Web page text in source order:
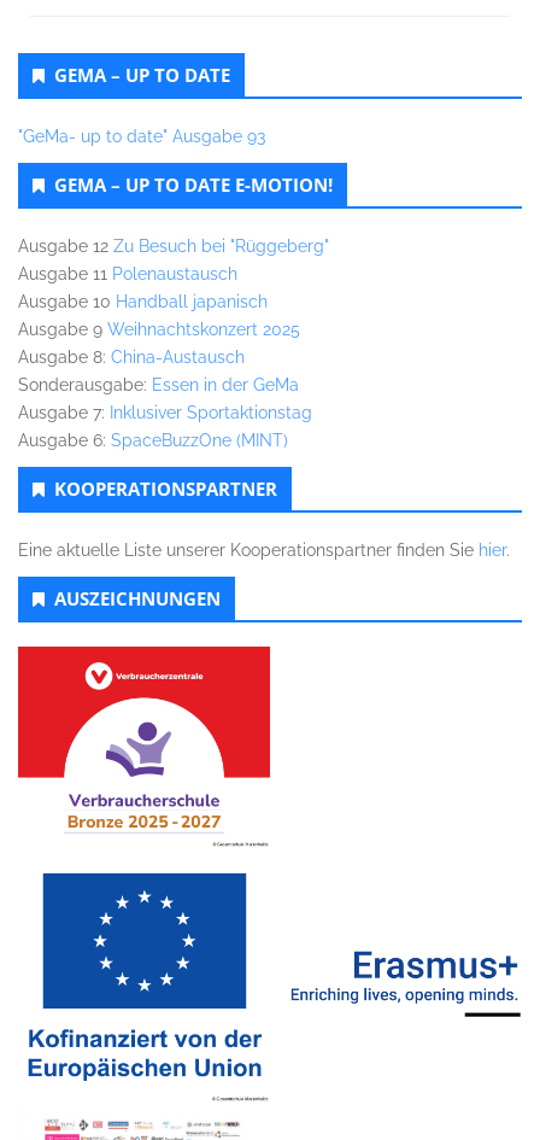
GEMA – UP TO DATE
"GeMa- up to date" Ausgabe 93
GEMA – UP TO DATE E-MOTION!
Ausgabe 12 Zu Besuch bei "Rüggeberg"
Ausgabe 11 Polenaustausch
Ausgabe 10 Handball japanisch
Ausgabe 9 Weihnachtskonzert 2025
Ausgabe 8: China-Austausch
Sonderausgabe: Essen in der GeMa
Ausgabe 7: Inklusiver Sportaktionstag
Ausgabe 6: SpaceBuzzOne (MINT)
KOOPERATIONSPARTNER
Eine aktuelle Liste unserer Kooperationspartner finden Sie hier.
AUSZEICHNUNGEN